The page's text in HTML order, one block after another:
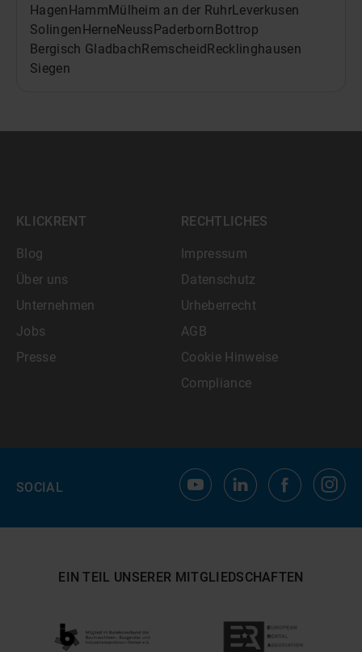
Hagen Hamm Mülheim an der RuhrLeverkusen
Solingen HerneNeuss Paderborn Bottrop
Bergisch Gladbach Remscheid Recklinghausen
Siegen
KLICKRENT
Blog
Über uns
Unternehmen
Jobs
Presse
RECHTLICHES
Impressum
Datenschutz
Urheberrecht
AGB
Cookie Hinweise
Compliance
SOCIAL
EIN TEIL UNSERER MITGLIEDSCHAFTEN